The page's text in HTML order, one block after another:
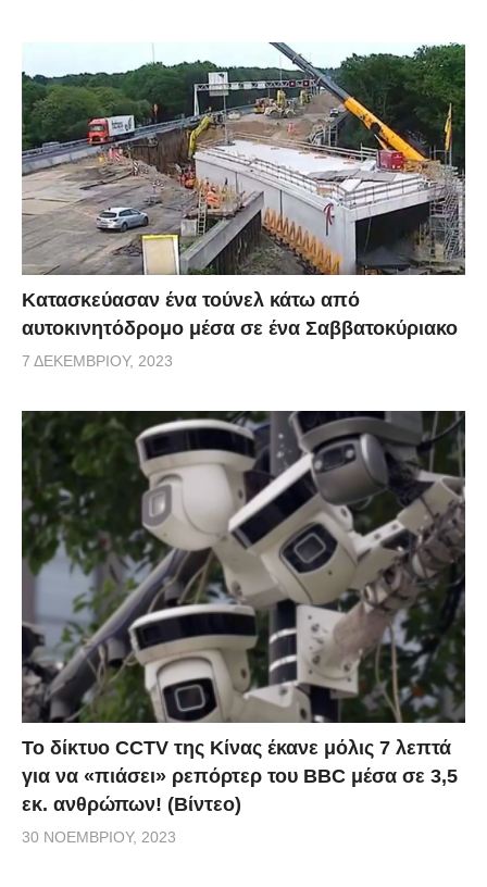
Κατασκεύασαν ένα τούνελ κάτω από
αυτοκινητόδρομο μέσα σε ένα Σαββατοκύριακο
7 ΔΕΚΕΜΒΡΊΟΥ, 2023
Το δίκτυο CCTV της Κίνας έκανε μόλις 7 λεπτά
για να «πιάσει» ρεπόρτερ του BBC μέσα σε 3,5
εκ. ανθρώπων! (Βίντεο)
30 ΝΟΕΜΒΡΊΟΥ, 2023